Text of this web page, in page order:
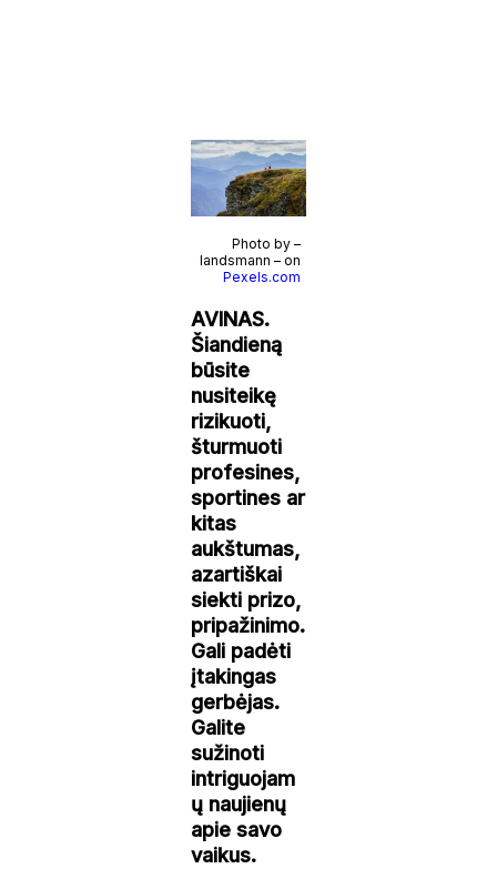
Photo by –
landsmann – on
Pexels.com
AVINAS.
Šiandieną
būsite
nusiteikę
rizikuoti,
šturmuoti
profesines,
sportines ar
kitas
aukštumas,
azartiškai
siekti prizo,
pripažinimo.
Gali padėti
įtakingas
gerbėjas.
Galite
sužinoti
intriguojam
ų naujienų
apie savo
vaikus.